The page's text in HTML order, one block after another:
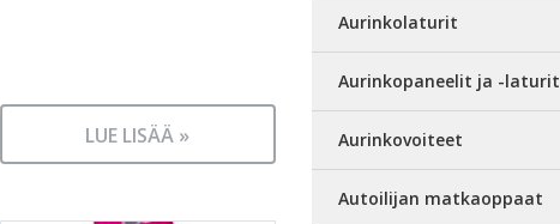
LUE LISÄÄ »
Aurinkolaturit
Aurinkopaneelit ja -laturit
Aurinkovoiteet
Autoilijan matkaoppaat